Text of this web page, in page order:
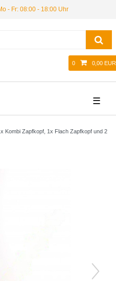
- Fr: 08:00 - 18:00 Uhr
0 0,00 EUR
☰
Kombi Zapfkopf, 1x Flach Zapfkopf und 2